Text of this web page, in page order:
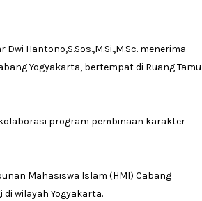
Hantono,S.Sos.,M.Si.,M.Sc. menerima
Yogyakarta, bertempat di Ruang Tamu
program pembinaan karakter
Mahasiswa Islam (HMI) Cabang
wilayah Yogyakarta.